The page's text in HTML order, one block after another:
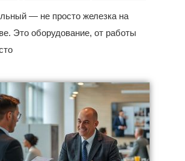
— не просто железка на
Это оборудование, от работы